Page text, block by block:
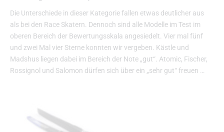
Die Unterschiede in dieser Kategorie fallen etwas deutlicher aus
als bei den Race Skatern. Dennoch sind alle Modelle im Test im
oberen Bereich der Bewertungsskala angesiedelt. Vier mal fünf
und zwei Mal vier Sterne konnten wir vergeben. Kästle und
Madshus liegen dabei im Bereich der Note „gut“. Atomic, Fischer,
Rossignol und Salomon dürfen sich über ein „sehr gut“ freuen …